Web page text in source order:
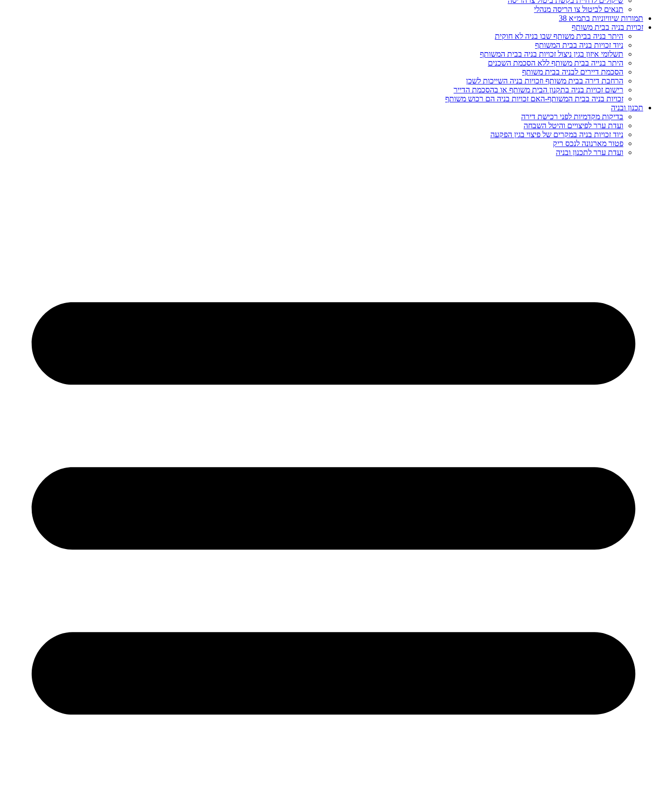
תנאים לביטול צו הריסה מנהלי
תמורות שיוויוניות בתמ״א 38
זכויות בניה בבית משותף
היתר בניה בבית משותף שבו בניה לא חוקית
ניוד זכויות בניה בבית המשותף
תשלומי איזון בגין ניצול זכויות בניה בבית המשותף
היתר בנייה בבית משותף ללא הסכמת השכנים
הסכמת דיירים לבניה בבית משותף
הרחבת דירה בבית משותף וזכויות בניה השייכות לשכן
רישום זכויות בניה בתקנון הבית משותף או בהסכמת הדייר
זכויות בניה בבית המשותף-האם זכויות בניה הם רכוש משותף
תכנון ובניה
בדיקות מקדמיות לפני רכישת דירה
ועדת ערר לפיצויים והיטל השבחה
ניוד זכויות בניה במקרים של פיצוי בגין הפקעה
פטור מארנונה לנכס ריק
ועדת ערר לתכנון ובניה